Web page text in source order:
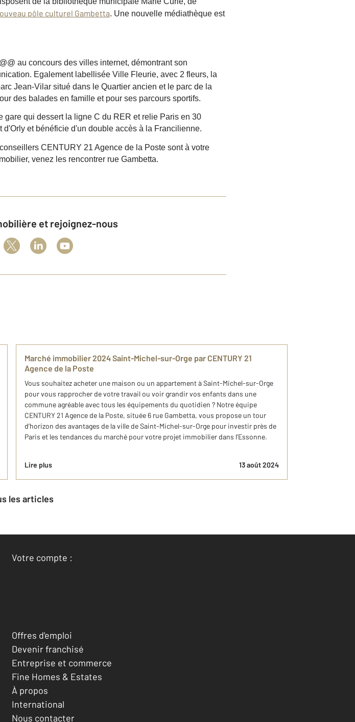
pôle culturel Gambetta. Une nouvelle médiathèque est
au concours des villes internet, démontrant son
Egalement labellisée Ville Fleurie, avec 2 fleurs, la
Jean-Vilar situé dans le Quartier ancien et le parc de la
des balades en famille et pour ses parcours sportifs.
qui dessert la ligne C du RER et relie Paris en 30
et bénéficie d'un double accès à la Francilienne.
CENTURY 21 Agence de la Poste sont à votre
venez les rencontrer rue Gambetta.
et rejoignez-nous
Marché immobilier 2024 Saint-Michel-sur-Orge par CENTURY 21
Agence de la Poste
Vous souhaitez acheter une maison ou un appartement à Saint-Michel-sur-Orge
pour vous rapprocher de votre travail ou voir grandir vos enfants dans une
commune agréable avec tous les équipements du quotidien ? Notre équipe
CENTURY 21 Agence de la Poste, située 6 rue Gambetta, vous propose un tour
d’horizon des avantages de la ville de Saint-Michel-sur-Orge pour investir près de
Paris et les tendances du marché pour votre projet immobilier dans l’Essonne.
Lire plus 13 août 2024
les articles
Votre compte :
Accéder à mon compte
Offres d'emploi
Devenir franchisé
Entreprise et commerce
Fine Homes & Estates
À propos
International
Nous contacter